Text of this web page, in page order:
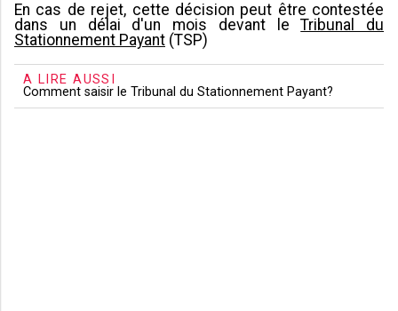
En cas de rejet, cette décision peut être contestée
dans un délai d'un mois devant leTribunal du
Stationnement Payant (TSP)
A LIRE AUSSI
Comment saisir le Tribunal du Stationnement Payant?